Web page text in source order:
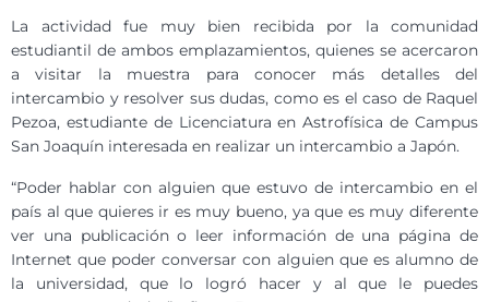
La actividad fue muy bien recibida por la comunidad
estudiantil de ambos emplazamientos, quienes se acercaron
a visitar la muestra para conocer más detalles del
intercambio y resolver sus dudas, como es el caso de Raquel
Pezoa, estudiante de Licenciatura en Astrofísica de Campus
San Joaquín interesada en realizar un intercambio a Japón.
“Poder hablar con alguien que estuvo de intercambio en el
país al que quieres ir es muy bueno, ya que es muy diferente
ver una publicación o leer información de una página de
Internet que poder conversar con alguien que es alumno de
la universidad, que lo logró hacer y al que le puedes